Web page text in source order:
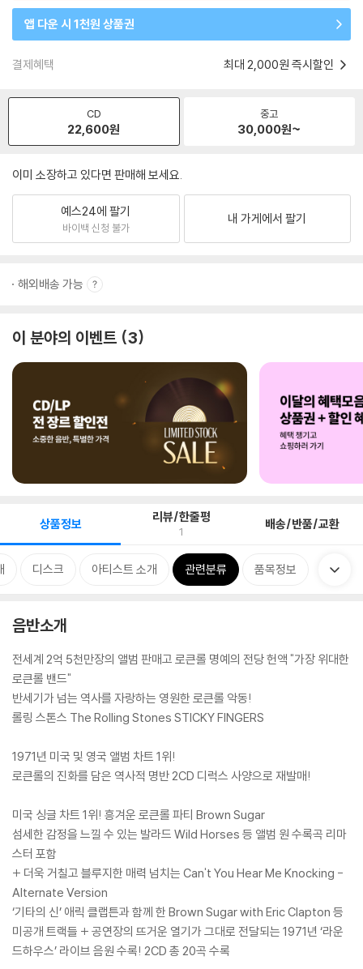
앱 다운 시 1천원 상품권
결제혜택 최대 2,000원 즉시할인
CD
22,600원
중고
30,000원~
이미 소장하고 있다면 판매해 보세요.
예스24에 팔기
바이백 신청 불가
내 가게에서 팔기
해외배송 가능
이 분야의 이벤트 3
상품정보 리뷰/한줄평
1 배송/반품/교환
디스크 아티스트 소개 관련분류 품목정보
음반소개
전세계 2억 5천만장의 앨범 판매고 로큰롤 명예의 전당 헌액 "가장 위대한
로큰롤 밴드"
반세기가 넘는 역사를 자랑하는 영원한 로큰롤 악동!
롤링 스톤스 The Rolling Stones STICKY FINGERS
1971년 미국 및 영국 앨범 차트 1위!
로큰롤의 진화를 담은 역사적 명반 2CD 디럭스 사양으로 재발매!
미국 싱글 차트 1위! 흥겨운 로큰롤 파티 Brown Sugar
섬세한 감정을 느낄 수 있는 발라드 Wild Horses 등 앨범 원 수록곡 리마
스터 포함
+ 더욱 거칠고 블루지한 매력 넘치는 Can't You Hear Me Knocking -
Alternate Version
‘기타의 신’ 애릭 클랩튼과 함께 한 Brown Sugar with Eric Clapton 등
미공개 트랙들 + 공연장의 뜨거운 열기가 그대로 전달되는 1971년 ‘라운
드하우스’ 라이브 음원 수록! 2CD 총 20곡 수록